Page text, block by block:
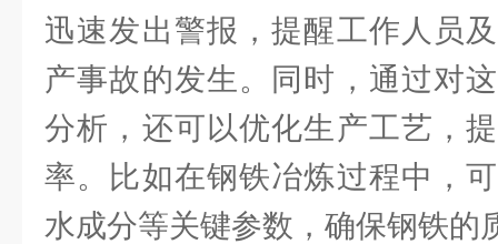
迅速发出警报，提醒工作人员
产事故的发生。同时，通过对
分析，还可以优化生产工艺，
率。比如在钢铁冶炼过程中，
水成分等关键参数，确保钢铁的